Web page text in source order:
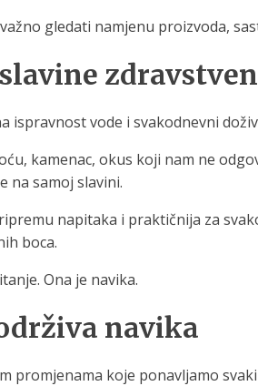
gledati namjenu proizvoda,
ispravnost vode i svakodnevni
kamenac, okus koji nam ne
na samoj slavini.
napitaka i praktičnija za
boca.
Ona je navika.
navika
promjenama koje ponavljamo svaki